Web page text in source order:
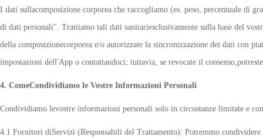
I dati sullacomposizione corporea che raccogliamo (es. peso, percentuale di
di dati personali". Trattiamo tali dati sanitariesclusivamente sulla base del
della composizionecorporea e/o autorizzate la sincronizzazione dei dati con
impostazioni dell'App o contattandoci; tuttavia, se revocate il
4. ComeCondividiamo le Vostre Informazioni Personali
Condividiamo levostre informazioni personali solo in circostanze limitate e con
4.1 Fornitori diServizi (Responsabili del Trattamento): Potremmo